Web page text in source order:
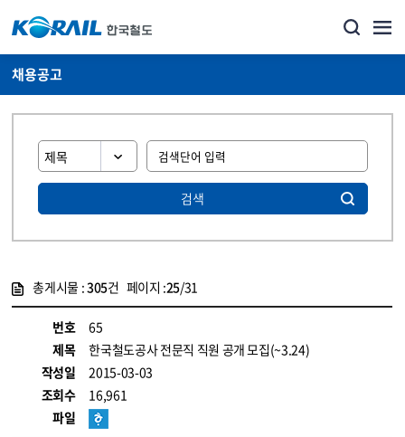
채용공고
검색
총게시물 :305건 페이지 :25/31
번호
65
제목
한국철도공사 전문직 직원 공개 모집(~3.24)
작성일
2015-03-03
조회수
16,961
파일